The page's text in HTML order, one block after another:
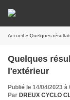
Accueil » Quelques
Quelques
l'extérieur
Publié le 14/04/2023 à
Par DREUX CYCLO